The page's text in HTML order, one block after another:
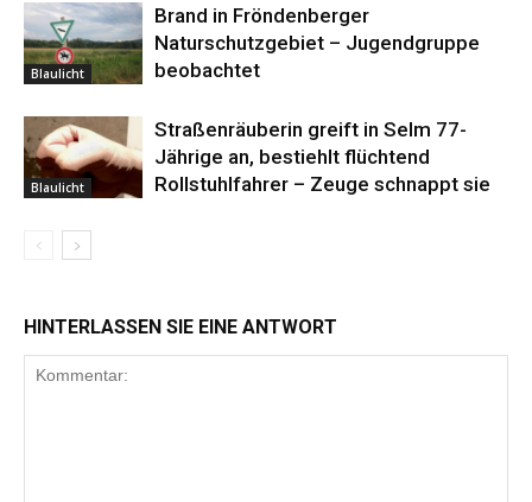
Blaulicht
Brand in Fröndenberger
Naturschutzgebiet – Jugendgruppe
beobachtet
Blaulicht
Straßenräuberin greift in Selm 77-
Jährige an, bestiehlt flüchtend
Rollstuhlfahrer – Zeuge schnappt sie
HINTERLASSEN SIE EINE ANTWORT